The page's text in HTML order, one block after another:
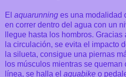
El aquarunning es una modalidad
en correr dentro del agua con un
llegue hasta los hombros.
la circulación, se evita el impacto
la silueta, consigue una piernas
los músculos mientras se
línea, se halla el aquabike o